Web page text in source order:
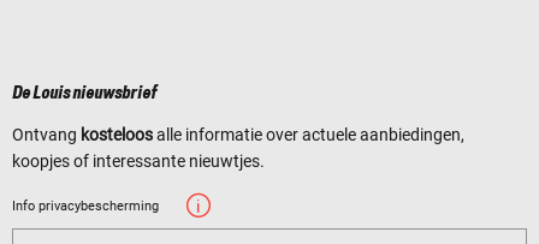
De Louis nieuwsbrief
Ontvang kosteloosalle informatie over actuele aanbiedingen,
koopjes of interessante nieuwtjes.
Info privacybescherming